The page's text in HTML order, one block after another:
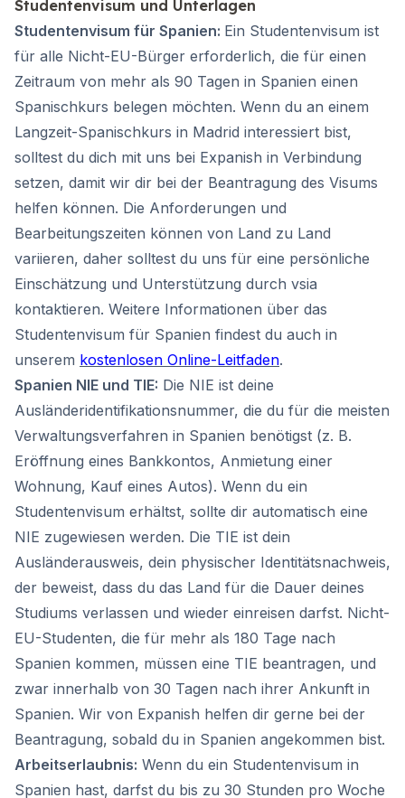
Studentenvisum und Unterlagen
Studentenvisum für Spanien: Ein Studentenvisum ist
für alle Nicht-EU-Bürger erforderlich, die für einen
Zeitraum von mehr als 90 Tagen in Spanien einen
Spanischkurs belegen möchten. Wenn du an einem
Langzeit-Spanischkurs in Madrid interessiert bist,
solltest du dich mit uns bei Expanish in Verbindung
setzen, damit wir dir bei der Beantragung des Visums
helfen können. Die Anforderungen und
Bearbeitungszeiten können von Land zu Land
variieren, daher solltest du uns für eine persönliche
Einschätzung und Unterstützung durch vsia
kontaktieren. Weitere Informationen über das
Studentenvisum für Spanien findest du auch in
unserem kostenlosen Online-Leitfaden.
Spanien NIE und TIE: Die NIE ist deine
Ausländeridentifikationsnummer, die du für die meisten
Verwaltungsverfahren in Spanien benötigst (z. B.
Eröffnung eines Bankkontos, Anmietung einer
Wohnung, Kauf eines Autos). Wenn du ein
Studentenvisum erhältst, sollte dir automatisch eine
NIE zugewiesen werden. Die TIE ist dein
Ausländerausweis, dein physischer Identitätsnachweis,
der beweist, dass du das Land für die Dauer deines
Studiums verlassen und wieder einreisen darfst. Nicht-
EU-Studenten, die für mehr als 180 Tage nach
Spanien kommen, müssen eine TIE beantragen, und
zwar innerhalb von 30 Tagen nach ihrer Ankunft in
Spanien. Wir von Expanish helfen dir gerne bei der
Beantragung, sobald du in Spanien angekommen bist.
Arbeitserlaubnis: Wenn du ein Studentenvisum in
Spanien hast, darfst du bis zu 30 Stunden pro Woche